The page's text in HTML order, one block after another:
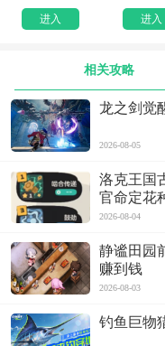
进入
进入
相关攻略
龙之剑觉
2026-08-05
洛克王国
官命定花
2026-08-04
静谧田园
赚到钱
2026-08-03
钓鱼巨物